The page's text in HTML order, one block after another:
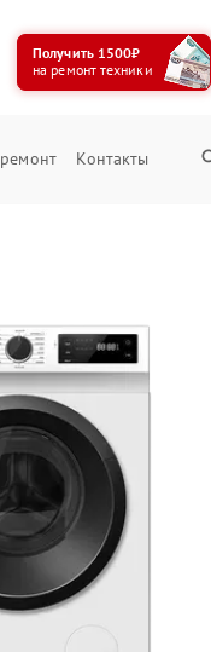
Получить 1500₽
на ремонт техники
Контакты